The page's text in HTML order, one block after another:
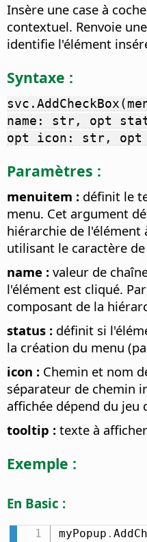
Insère une case à
contextuel. Renvoie
identifie l'élément
Syntaxe :
name: str, opt
opt icon: str,
Paramètres :
menuitem : définit le
menu. Cet argument
hiérarchie de
utilisant le caractère
name : valeur de
l'élément est cliqué.
composant de la
status : définit si
la création du menu
icon : Chemin et nom
séparateur de chemin
affichée dépend du jeu
tooltip : texte à
Exemple :
En Basic :
myPopup .